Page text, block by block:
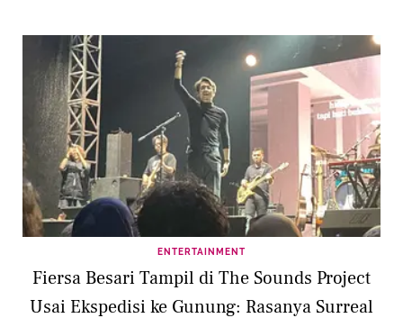
ENTERTAINMENT
Fiersa Besari Tampil di The Sounds Project
Usai Ekspedisi ke Gunung: Rasanya Surreal